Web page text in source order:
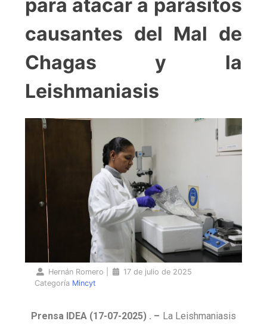
para atacar a parásitos
causantes del Mal de
Chagas y la
Leishmaniasis
Hernán Romero
17 de julio de 2025
Categoría Mincyt
Prensa IDEA (17-07-2025) . – La Leishmaniasis